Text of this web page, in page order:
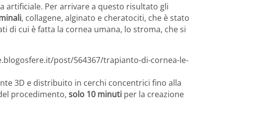
artificiale. Per arrivare a questo risultato gli
, collagene, alginato e cheratociti, che è stato
di cui è fatta la cornea umana, lo stroma, che si
post/564367/trapianto-di-cornea-le-
3D e distribuito in cerchi concentrici fino alla
procedimento, solo 10 minuti per la creazione